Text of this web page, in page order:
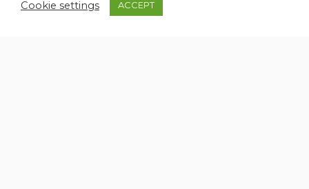
Cookie settings ACCEPT